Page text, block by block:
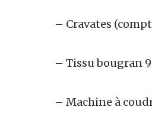
– Cravates
– Tissu bougran
– Machine à